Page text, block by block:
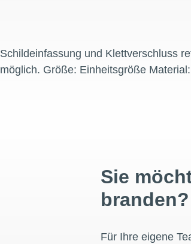
Schildeinfassung und Klettverschluss
möglich. Größe: Einheitsgröße
Sie
branden?
Für Ihre eigene